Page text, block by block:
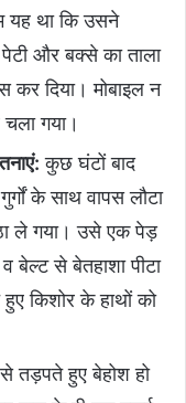
यह था कि उसने
और बक्से का ताला
कर दिया। मोबाइल न
गया।
कुछ घंटों बाद
के साथ वापस लौटा
ले गया। उसे एक पेड़
बेल्ट से बेतहाशा पीटा
किशोर के हाथों को
तड़पते हुए बेहोश हो